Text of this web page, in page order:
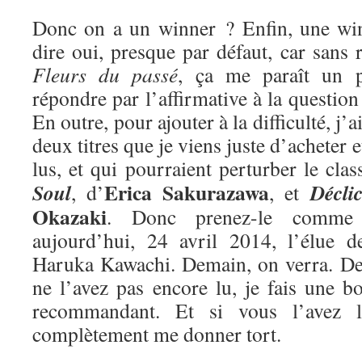
Donc on a un winner ? Enfin, une
dire oui, presque par défaut, car sans
Fleurs du passé, ça me paraît un
répondre par l’affirmative à la
En outre, pour ajouter à la difficulté,
deux titres que je viens juste d’acheter
lus, et qui pourraient perturber le
Soul, d’Erica Sakurazawa, et
Okazaki. Donc prenez-le
aujourd’hui, 24 avril 2014, l’élue
Haruka Kawachi. Demain, on verra.
ne l’avez pas encore lu, je fais une
recommandant. Et si vous l’avez
complètement me donner tort.